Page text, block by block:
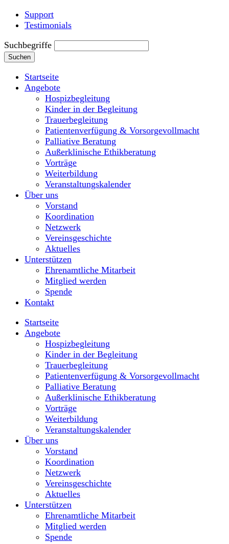
Support
Testimonials
Suchbegriffe
Suchen
Startseite
Angebote
Hospizbegleitung
Kinder in der Begleitung
Trauerbegleitung
Patientenverfügung & Vorsorgevollmacht
Palliative Beratung
Außerklinische Ethikberatung
Vorträge
Weiterbildung
Veranstaltungskalender
Über uns
Vorstand
Koordination
Netzwerk
Vereinsgeschichte
Aktuelles
Unterstützen
Ehrenamtliche Mitarbeit
Mitglied werden
Spende
Kontakt
Startseite
Angebote
Hospizbegleitung
Kinder in der Begleitung
Trauerbegleitung
Patientenverfügung & Vorsorgevollmacht
Palliative Beratung
Außerklinische Ethikberatung
Vorträge
Weiterbildung
Veranstaltungskalender
Über uns
Vorstand
Koordination
Netzwerk
Vereinsgeschichte
Aktuelles
Unterstützen
Ehrenamtliche Mitarbeit
Mitglied werden
Spende